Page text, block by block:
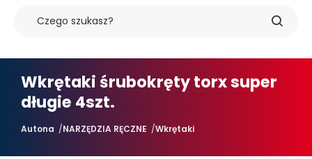
Wkrętaki śrubokręty torx super
długie 4szt.
Autona NARZĘDZIA RĘCZNE Wkrętaki